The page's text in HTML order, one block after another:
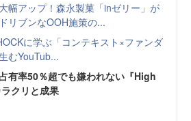
幅アップ！森永製菓「inゼリー」が
リブンなOOH施策の...
に学ぶ「コンテキスト×ファンダ
むYouTub...
有率50％超でも嫌われない『High
クリと成果